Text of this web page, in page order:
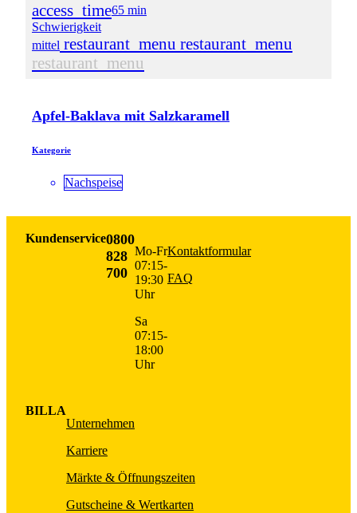
access_time65 min
Schwierigkeit
mittel restaurant_menu restaurant_menu
restaurant_menu
Apfel-Baklava mit Salzkaramell
Kategorie
Nachspeise
Kundenservice0800
828
700
Mo-Fr
07:15-
19:30
Uhr
Sa
07:15-
18:00
Uhr
Kontaktformular
FAQ
BILLA
Unternehmen
Karriere
Märkte & Öffnungszeiten
Gutscheine & Wertkarten